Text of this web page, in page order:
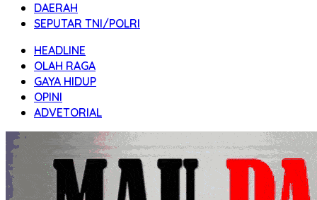
DAERAH
SEPUTAR TNI/POLRI
HEADLINE
OLAH RAGA
GAYA HIDUP
OPINI
ADVETORIAL